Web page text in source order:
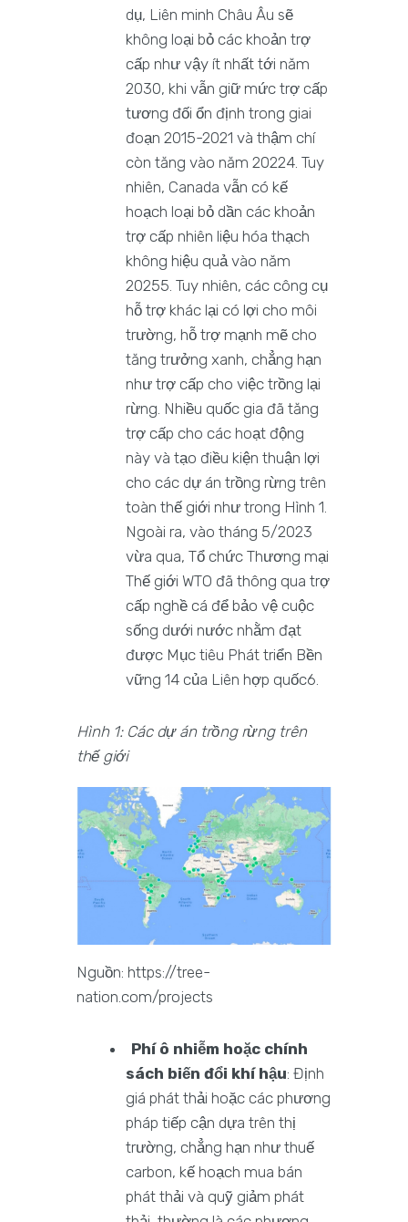
dụ, Liên minh Châu Âu sẽ
không loại bỏ các khoản trợ
cấp như vậy ít nhất tới năm
2030, khi vẫn giữ mức trợ cấp
tương đối ổn định trong giai
đoạn 2015-2021 và thậm chí
còn tăng vào năm 20224. Tuy
nhiên, Canada vẫn có kế
hoạch loại bỏ dần các khoản
trợ cấp nhiên liệu hóa thạch
không hiệu quả vào năm
20255. Tuy nhiên, các công cụ
hỗ trợ khác lại có lợi cho môi
trường, hỗ trợ mạnh mẽ cho
tăng trưởng xanh, chẳng hạn
như trợ cấp cho việc trồng lại
rừng. Nhiều quốc gia đã tăng
trợ cấp cho các hoạt động
này và tạo điều kiện thuận lợi
cho các dự án trồng rừng trên
toàn thế giới như trong Hình 1.
Ngoài ra, vào tháng 5/2023
vừa qua, Tổ chức Thương mại
Thế giới WTO đã thông qua trợ
cấp nghề cá để bảo vệ cuộc
sống dưới nước nhằm đạt
được Mục tiêu Phát triển Bền
vững 14 của Liên hợp quốc6.
Hình 1: Các dự án trồng rừng trên
thế giới
Nguồn: https://tree-
nation.com/projects
Phí ô nhiễm hoặc chính
sách biến đổi khí hậu: Định
giá phát thải hoặc các phương
pháp tiếp cận dựa trên thị
trường, chẳng hạn như thuế
carbon, kế hoạch mua bán
phát thải và quỹ giảm phát